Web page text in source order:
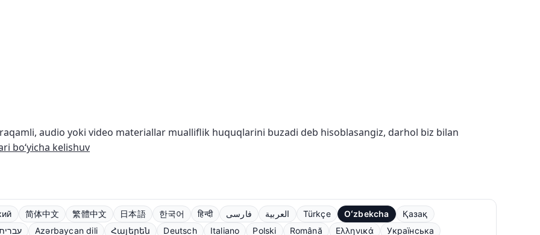
audio yoki video materiallar mualliflik huquqlarini buzadi deb hisoblasangiz, darhol biz bilan
bo‘yicha kelishuv
简体中文 繁體中文 日本語 한국어 हिन्दी فارسی العربية Türkçe Oʻzbekcha
Қазақ
Azərbaycan dili Հայերեն Deutsch Italiano Polski Română Ελληνικά Українська